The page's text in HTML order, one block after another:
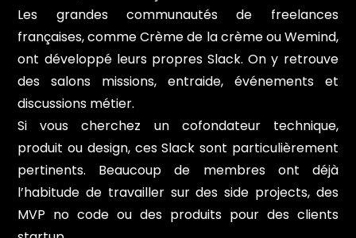
Les grandes communautés de freelances
françaises, comme Crème de la crème ou Wemind,
ont développé leurs propres Slack. On y retrouve
des salons missions, entraide, événements et
discussions métier.
Si vous cherchez un cofondateur technique,
produit ou design, ces Slack sont particulièrement
pertinents. Beaucoup de membres ont déjà
l’habitude de travailler sur des side projects, des
MVP no code ou des produits pour des clients